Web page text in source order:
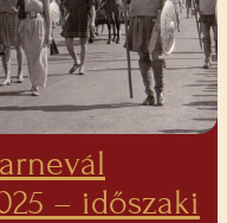
– időszaki